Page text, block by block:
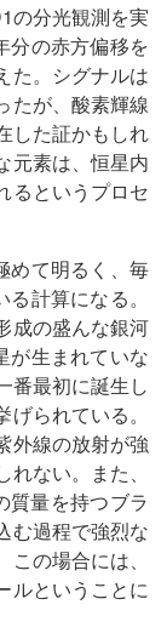
の分光観測を実
分の赤方偏移を
た。シグナルは
たが、酸素輝線
した証かもしれ
元素は、恒星内
るというプロセ
めて明るく、毎
計算になる。
成の盛んな銀河
が生まれていな
番最初に誕生し
られている。
外線の放射が強
ない。また、
質量を持つブラ
む過程で強烈な
の場合には、
ルということに